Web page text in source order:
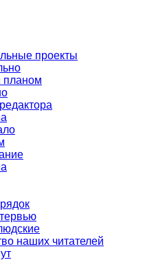
проекты
планом
наших читателей